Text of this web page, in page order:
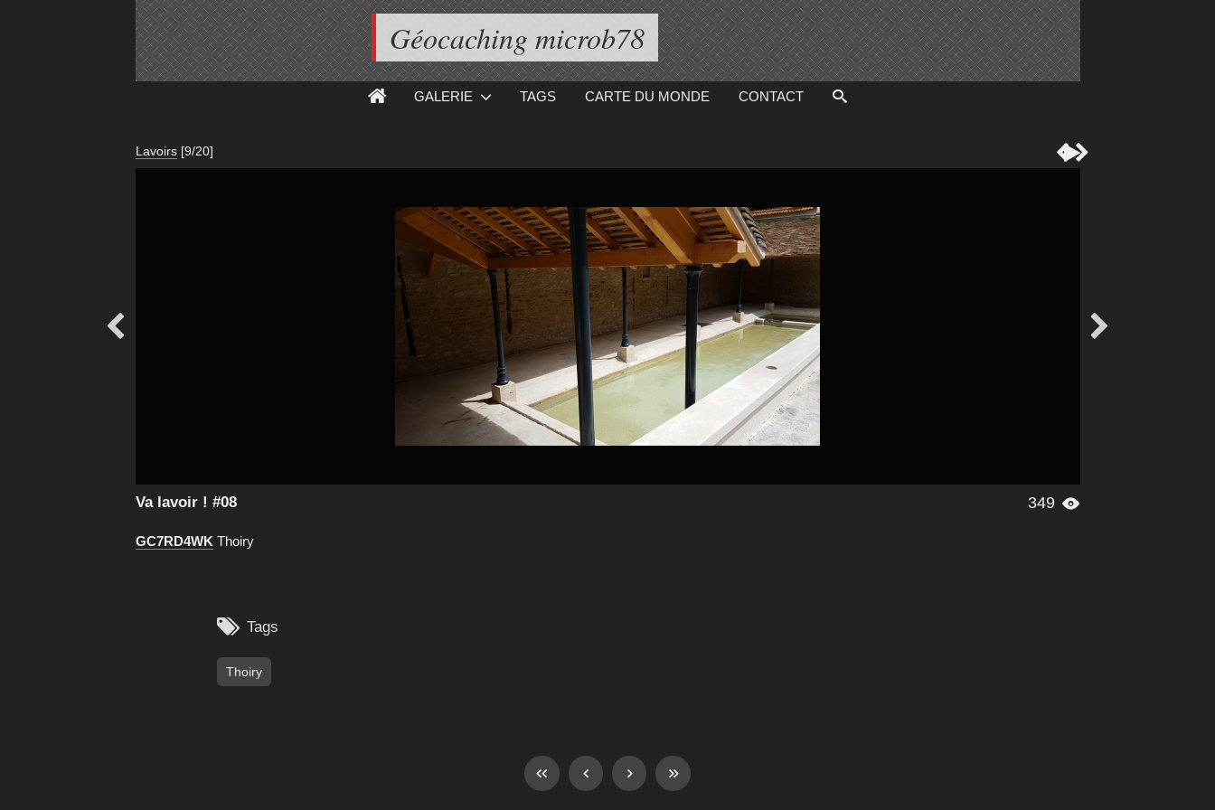
Géocaching microb78
GALERIE TAGS CARTE DU MONDE CONTACT
Lavoirs [9/20] 
 
349 
Va lavoir ! #08
GC7RD4WK Thoiry
 Tags
Thoiry